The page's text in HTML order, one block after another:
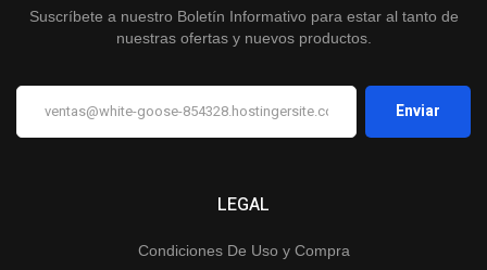
LEGAL
Condiciones De Uso y Compra
Suscríbete a nuestro Boletín Informativo para estar al tanto de
nuestras ofertas y nuevos productos.